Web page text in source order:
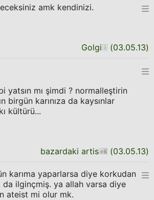
amk kendinizi.
Golgi (03.05.13)
yatsın mı şimdi ? normalleştirin
birgün karınıza da kaysınlar
kültürü...
bazardaki artis (03.05.13)
karıma yaparlarsa diye korkudan
da ilginçmiş. ya allah varsa diye
ateist mi olur mk.